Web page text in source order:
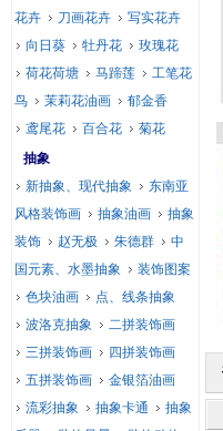
花卉
刀画花卉
写实花卉
向日葵
牡丹花
玫瑰花
荷花荷塘
马蹄莲
工笔花
鸟
茉莉花油画
郁金香
鸢尾花
百合花
菊花
抽象
新抽象、现代抽象
东南亚
风格装饰画
抽象油画
抽象
装饰
赵无极 朱德群
中
国元素、水墨抽象
装饰图案
色块油画
点、线条抽象
波洛克抽象
二拼装饰画
三拼装饰画
四拼装饰画
五拼装饰画
金银箔油画
流彩抽象
抽象卡通
抽象